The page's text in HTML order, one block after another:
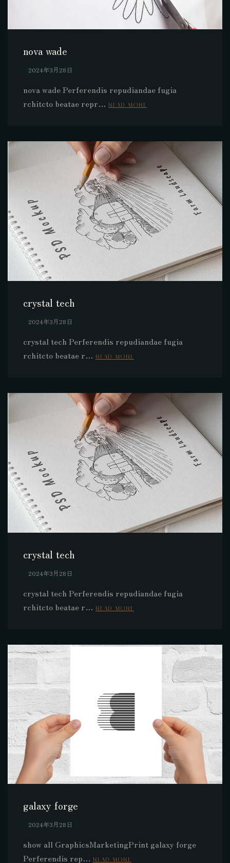
nova wade
2024年3月28日
nova wade Perferendis repudiandae fugia
rchitcto beatae repr… READ MORE
crystal tech
2024年3月28日
crystal tech Perferendis repudiandae fugia
rchitcto beatae r… READ MORE
crystal tech
2024年3月28日
crystal tech Perferendis repudiandae fugia
rchitcto beatae r… READ MORE
galaxy forge
2024年3月28日
show all GraphicsMarketingPrint galaxy forge
Perferendis rep… READ MORE